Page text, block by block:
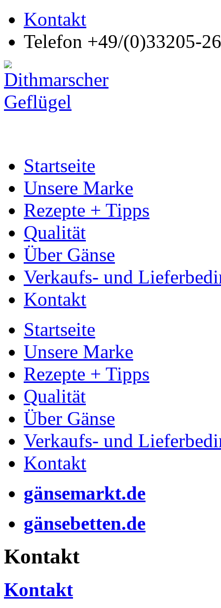
Kontakt
Telefon +49/(0)33205-
Startseite
Unsere Marke
Rezepte + Tipps
Qualität
Über Gänse
Verkaufs- und
Kontakt
Startseite
Unsere Marke
Rezepte + Tipps
Qualität
Über Gänse
Verkaufs- und
Kontakt
gänsemarkt.de
gänsebetten.de
Kontakt
Kontakt